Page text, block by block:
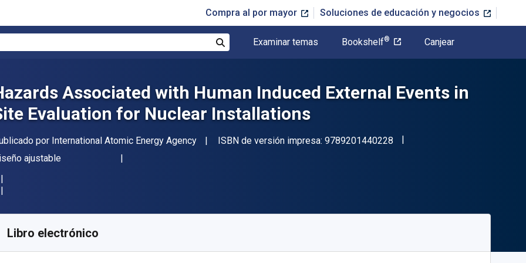
Compra al por mayor Soluciones de educación y negocios
Examinar temas Bookshelf® Canjear
Associated with Human Induced External Events in
Evaluation for Nuclear Installations
por International Atomic Energy Agency ISBN de versión impresa: 9789201440228 "ISBN-13 9789201440228"
ajustable
de referencia:
Libro electrónico